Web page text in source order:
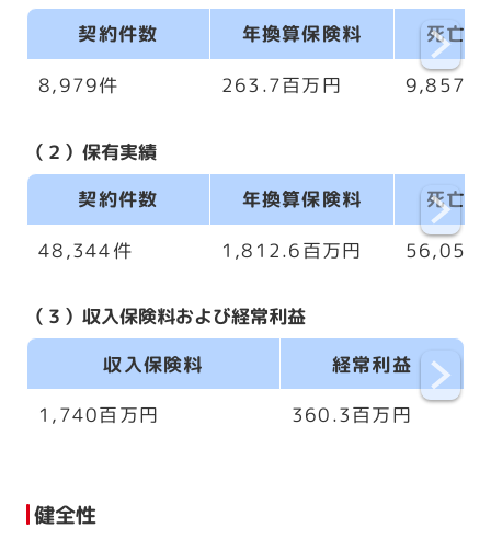
契約件数
年換算保険料 死亡
8,979件 263.7百万円 9,857百
（２）保有実績
契約件数
年換算保険料 死亡
48,344件 1,812.6百万円 56,057
（３）収入保険料および経常利益
収入保険料
経常利益
1,740百万円 360.3百万円
健全性